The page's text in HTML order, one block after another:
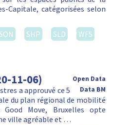
Capitale, catégorisées selon
SHP SLD
WFS
11-06)
Open Data
Data BM
a approuvé ce 5
du plan régional de mobilité
Good Move, Bruxelles opte
ville agréable et …